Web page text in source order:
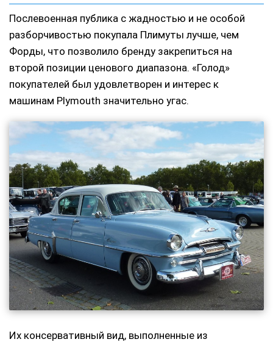
Послевоенная публика с жадностью и не особой
разборчивостью покупала Плимуты лучше, чем
Форды, что позволило бренду закрепиться на
второй позиции ценового диапазона. «Голод»
покупателей был удовлетворен и интерес к
машинам Plymouth значительно угас.
Их консервативный вид, выполненные из